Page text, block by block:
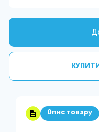
Опис товару